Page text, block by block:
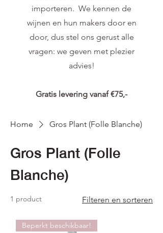
importeren. We kennen de
wijnen en hun makers door en
door, dus stel ons gerust alle
vragen: we geven met plezier
advies!
Gratis levering vanaf €75,-
Home Gros Plant (Folle Blanche)
Gros Plant (Folle
Blanche)
1 product Filteren en sorteren
Beperkt beschikbaar!